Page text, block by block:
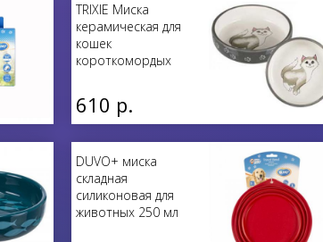
TRIXIE Миска
керамическая для
кошек
короткомордых
610 р.
DUVO+ миска
складная
силиконовая для
животных 250 мл